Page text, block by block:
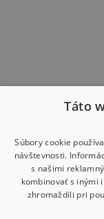
Táto
Súbory cookie
návštevnosti.
s našimi
kombinovať s inými
zhromaždili pri